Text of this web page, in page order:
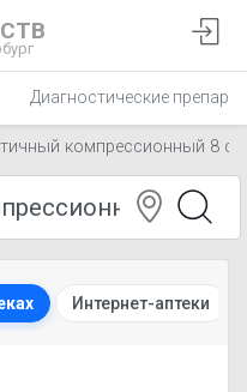
Диагностические
компрессионный 8
Интернет-аптеки